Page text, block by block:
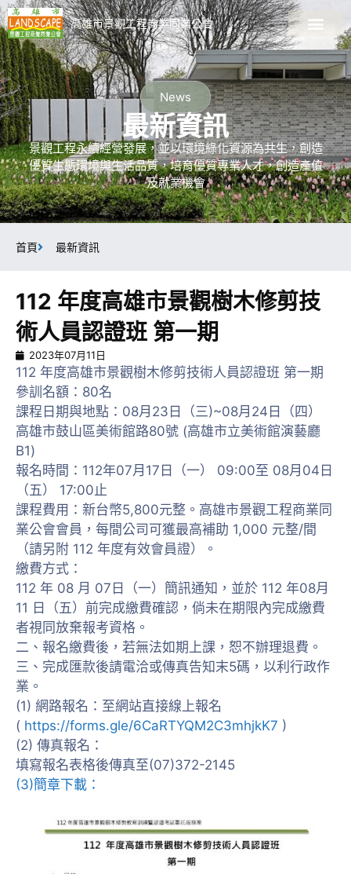
高雄市景觀工程商業同業公會
News
最新資訊
景觀工程永續經營發展，並以環境綠化資源為共生，創造
優質生態環境與生活品質，培育優質專業人才，創造產值
及就業機會
首頁 最新資訊
112 年度高雄市景觀樹木修剪技
術人員認證班 第一期
2023年07月11日
112 年度高雄市景觀樹木修剪技術人員認證班 第一期
參訓名額：80名
課程日期與地點：08月23日（三)~08月24日（四）
高雄市鼓山區美術館路80號 (高雄市立美術館演藝廳
B1)
報名時間：112年07月17日（一） 09:00至 08月04日
（五） 17:00止
課程費用：新台幣5,800元整。高雄市景觀工程商業同
業公會會員，每間公司可獲最高補助 1,000 元整/間
（請另附 112 年度有效會員證）。
繳費方式：
112 年 08 月 07日（一）簡訊通知，並於 112 年08月
11 日（五）前完成繳費確認，倘未在期限內完成繳費
者視同放棄報考資格。
二、報名繳費後，若無法如期上課，恕不辦理退費。
三、完成匯款後請電洽或傳真告知末5碼，以利行政作
業。
(1) 網路報名：至網站直接線上報名
( https://forms.gle/6CaRTYQM2C3mhjkK7 )
(2) 傳真報名：
填寫報名表格後傳真至(07)372-2145
(3)簡章下載：